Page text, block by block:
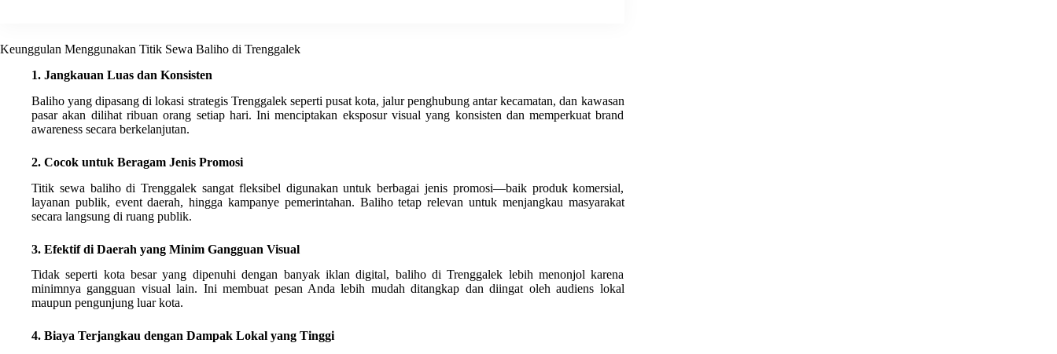
Keunggulan Menggunakan Titik Sewa Baliho di Trenggalek
1. Jangkauan Luas dan Konsisten
Baliho yang dipasang di lokasi strategis Trenggalek seperti pusat kota, jalur penghubung antar kecamatan, dan kawasan
pasar akan dilihat ribuan orang setiap hari. Ini menciptakan eksposur visual yang konsisten dan memperkuat brand
awareness secara berkelanjutan.
2. Cocok untuk Beragam Jenis Promosi
Titik sewa baliho di Trenggalek sangat fleksibel digunakan untuk berbagai jenis promosi—baik produk komersial,
layanan publik, event daerah, hingga kampanye pemerintahan. Baliho tetap relevan untuk menjangkau masyarakat
secara langsung di ruang publik.
3. Efektif di Daerah yang Minim Gangguan Visual
Tidak seperti kota besar yang dipenuhi dengan banyak iklan digital, baliho di Trenggalek lebih menonjol karena
minimnya gangguan visual lain. Ini membuat pesan Anda lebih mudah ditangkap dan diingat oleh audiens lokal
maupun pengunjung luar kota.
4. Biaya Terjangkau dengan Dampak Lokal yang Tinggi